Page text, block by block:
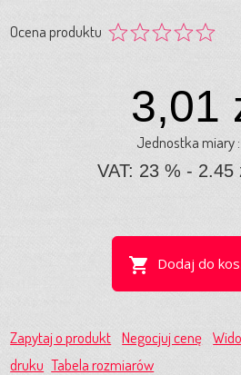
Ocena produktu
3,01
Jednostka miary :
VAT: 23 % - 2.45
shopping_cart Dodaj do
Zapytaj o produkt Negocjuj cenę
druku Tabela rozmiarów